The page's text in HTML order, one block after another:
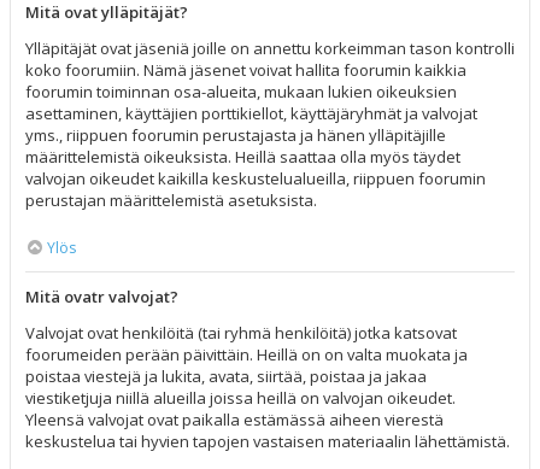
Mitä ovat ylläpitäjät?
Ylläpitäjät ovat jäseniä joille on annettu korkeimman tason kontrolli
koko foorumiin. Nämä jäsenet voivat hallita foorumin kaikkia
foorumin toiminnan osa-alueita, mukaan lukien oikeuksien
asettaminen, käyttäjien porttikiellot, käyttäjäryhmät ja valvojat
yms., riippuen foorumin perustajasta ja hänen ylläpitäjille
määrittelemistä oikeuksista. Heillä saattaa olla myös täydet
valvojan oikeudet kaikilla keskustelualueilla, riippuen foorumin
perustajan määrittelemistä asetuksista.
Ylös
Mitä ovatr valvojat?
Valvojat ovat henkilöitä (tai ryhmä henkilöitä) jotka katsovat
foorumeiden perään päivittäin. Heillä on on valta muokata ja
poistaa viestejä ja lukita, avata, siirtää, poistaa ja jakaa
viestiketjuja niillä alueilla joissa heillä on valvojan oikeudet.
Yleensä valvojat ovat paikalla estämässä aiheen vierestä
keskustelua tai hyvien tapojen vastaisen materiaalin lähettämistä.